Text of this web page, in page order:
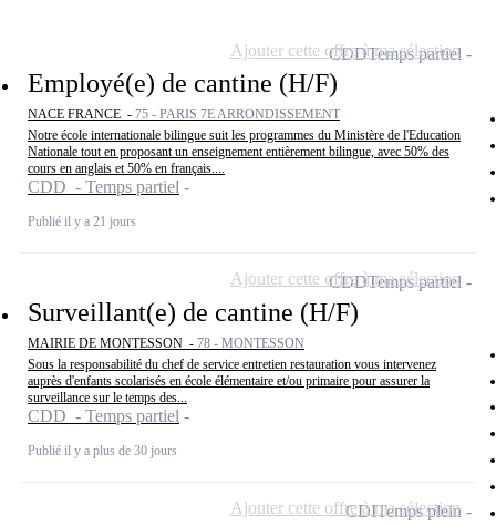
Employé(e) de cantine (H/F)
NACE FRANCE - 75 - PARIS 7E ARRONDISSEMENT
Notre école internationale bilingue suit les programmes du Ministère de l'Education
Nationale tout en proposant un enseignement entièrement bilingue, avec 50% des
cours en anglais et 50% en français....
CDD - Temps partiel
Publié il y a 21 jours
CDDTemps partiel
Ajouter cette offre à ma sélection
Surveillant(e) de cantine (H/F)
MAIRIE DE MONTESSON - 78 - MONTESSON
Sous la responsabilité du chef de service entretien restauration vous intervenez
auprès d'enfants scolarisés en école élémentaire et/ou primaire pour assurer la
surveillance sur le temps des...
CDD - Temps partiel
Publié il y a plus de 30 jours
CDDTemps partiel
Ajouter cette offre à ma sélection
CDITemps plein
Ajouter cette offre à ma sélection